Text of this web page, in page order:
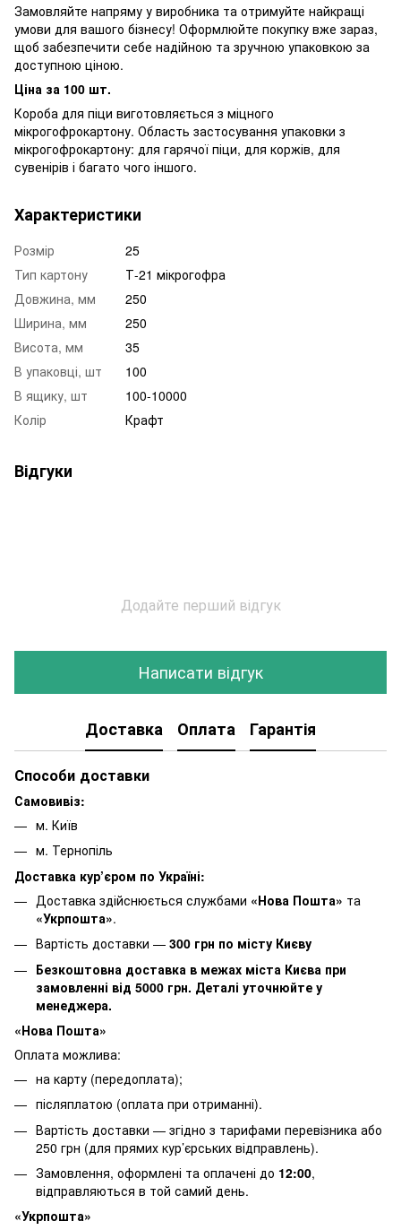
Замовляйте напряму у виробника та отримуйте найкращі
умови для вашого бізнесу! Оформлюйте покупку вже зараз,
щоб забезпечити себе надійною та зручною упаковкою за
доступною ціною.
Ціна за 100 шт.
Короба для піци виготовляється з міцного
мікрогофрокартону. Область застосування упаковки з
мікрогофрокартону: для гарячої піци, для коржів, для
сувенірів і багато чого іншого.
Характеристики
Розмір
25
Тип картону
Т-21 мікрогофра
Довжина, мм
250
Ширина, мм
250
Висота, мм
35
В упаковці, шт
100
В ящику, шт
100-10000
Колір
Крафт
Відгуки
Додайте перший відгук
Написати відгук
Доставка Оплата Гарантія
Способи доставки
Самовивіз:
м. Київ
м. Тернопіль
Доставка кур’єром по Україні:
Доставка здійснюється службами «Нова Пошта» та
«Укрпошта».
Вартість доставки — 300 грн по місту Києву
Безкоштовна доставка в межах міста Києва при
замовленні від 5000 грн. Деталі уточнюйте у
менеджера.
«Нова Пошта»
Оплата можлива:
на карту (передоплата);
післяплатою (оплата при отриманні).
Вартість доставки — згідно з тарифами перевізника або
250 грн (для прямих кур’єрських відправлень).
Замовлення, оформлені та оплачені до 12:00,
відправляються в той самий день.
«Укрпошта»